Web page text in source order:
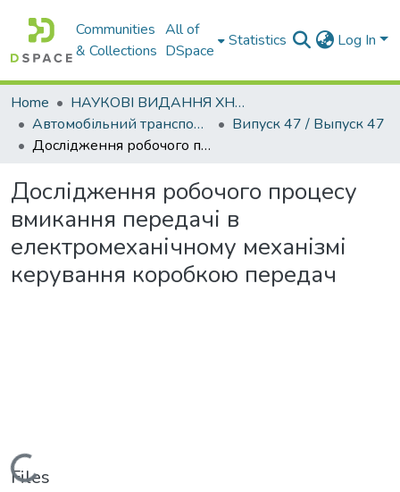
Communities
& Collections
All of
DSpace
Statistics Log In
Home
НАУКОВІ ВИДАННЯ ХНАДУ
Автомобільний транспорт / Автомобильный транспорт
Випуск 47 / Выпуск 47
Дослідження робочого процесу вмикання передачі в електромеханічному механізмі керування коробкою передач
Дослідження робочого процесу
вмикання передачі в
електромеханічному механізмі
керування коробкою передач
Files